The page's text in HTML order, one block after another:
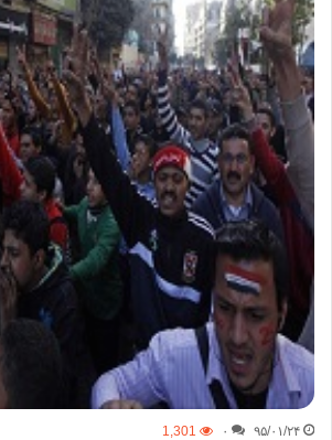
۹۵/۰۱/۲۴ ۰ 1,301